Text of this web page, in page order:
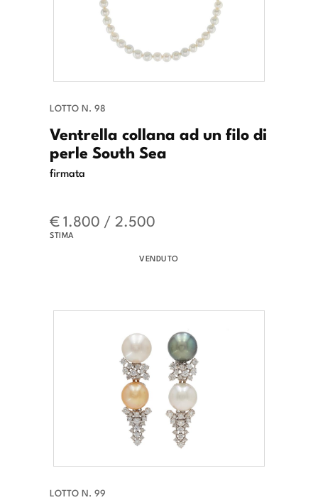
LOTTO N. 98
Ventrella collana ad un filo di
perle South Sea
firmata
€ 1.800 / 2.500
STIMA
VENDUTO
LOTTO N. 99